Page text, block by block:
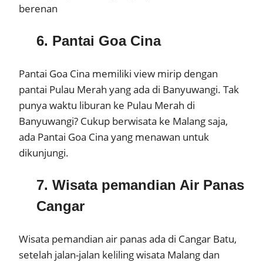
berenan
6. Pantai Goa Cina
Pantai Goa Cina memiliki view mirip dengan
pantai Pulau Merah yang ada di Banyuwangi. Tak
punya waktu liburan ke Pulau Merah di
Banyuwangi? Cukup berwisata ke Malang saja,
ada Pantai Goa Cina yang menawan untuk
dikunjungi.
7. Wisata pemandian Air Panas
Cangar
Wisata pemandian air panas ada di Cangar Batu,
setelah jalan-jalan keliling wisata Malang dan